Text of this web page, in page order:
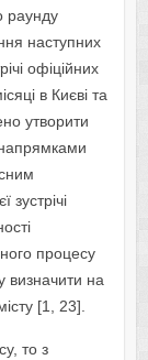
раунду
наступних
офіційних
в Києві та
утворити
напрямками
процесу
визначити на
[1, 23].
то з